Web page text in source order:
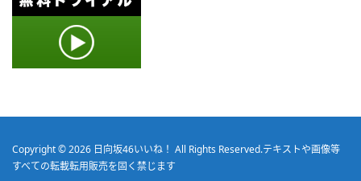
Copyright © 2026 日向坂46いいね！ All Rights Reserved.テキストや画像等
すべての転載転用販売を固く禁じます